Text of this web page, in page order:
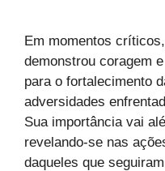
Em momentos
demonstrou coragem
para o fortalecimento
adversidades
Sua importância vai
revelando-se nas
daqueles que